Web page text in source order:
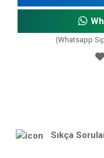
(Whatsapp
Sıkça